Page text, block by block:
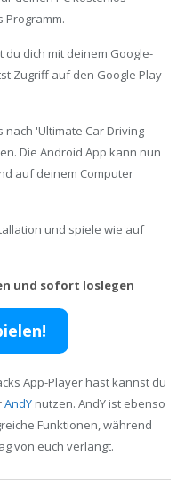
dich mit deinem Google-
Zugriff auf den Google Play
nach 'Ultimate Car Driving
Die Android App kann nun
auf deinem Computer
und spiele wie auf
und sofort loslegen
App-Player hast kannst du
AndY nutzen. AndY ist ebenso
Funktionen, während
von euch verlangt.